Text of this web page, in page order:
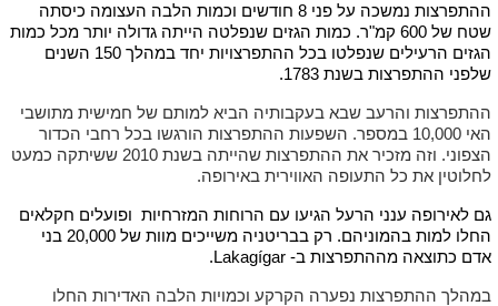
ההתפרצות נמשכה על פני 8 חודשים וכמות הלבה העצומה כיסתה
שטח של 600 קמ"ר. כמות הגזים שנפלטה הייתה גדולה יותר מכל כמות
הגזים הרעילים שנפלטו בכל ההתפרצויות יחד במהלך 150 השנים
שלפני ההתפרצות בשנת 1783.
ההתפרצות והרעב שבא בעקבותיה הביא למותם של חמישית מתושבי
האי 10,000 במספר. השפעות ההתפרצות הורגשו בכל רחבי הכדור
הצפוני. וזה מזכיר את ההתפרצות שהייתה בשנת 2010 ששיתקה כמעט
לחלוטין את כל התעופה האווירית באירופה.
גם לאירופה ענני הרעל הגיעו עם הרוחות המזרחיות ופועלים חקלאים
החלו למות בהמוניהם. רק בבריטניה משייכים מוות של 20,000 בני
אדם כתוצאה מההתפרצות ב- Lakagígar.
במהלך ההתפרצות נפערה הקרקע וכמויות הלבה האדירות החלו